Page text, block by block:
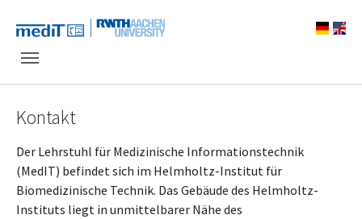
Kontakt
Der Lehrstuhl für Medizinische Informationstechnik
(MedIT) befindet sich im Helmholtz-Institut für
Biomedizinische Technik. Das Gebäude des Helmholtz-
Instituts liegt in unmittelbarer Nähe des